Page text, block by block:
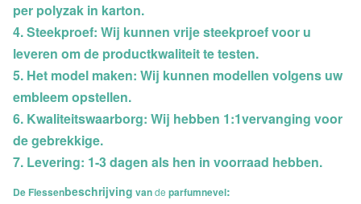
per polyzak in karton.
4. Steekproef: Wij kunnen vrije steekproef voor u
leveren om de productkwaliteit te testen.
5. Het model maken: Wij kunnen modellen volgens uw
embleem opstellen.
6. Kwaliteitswaarborg: Wij hebben 1:1vervanging voor
de gebrekkige.
7. Levering: 1-3 dagen als hen in voorraad hebben.
De Flessenbeschrijving vande parfumnevel: